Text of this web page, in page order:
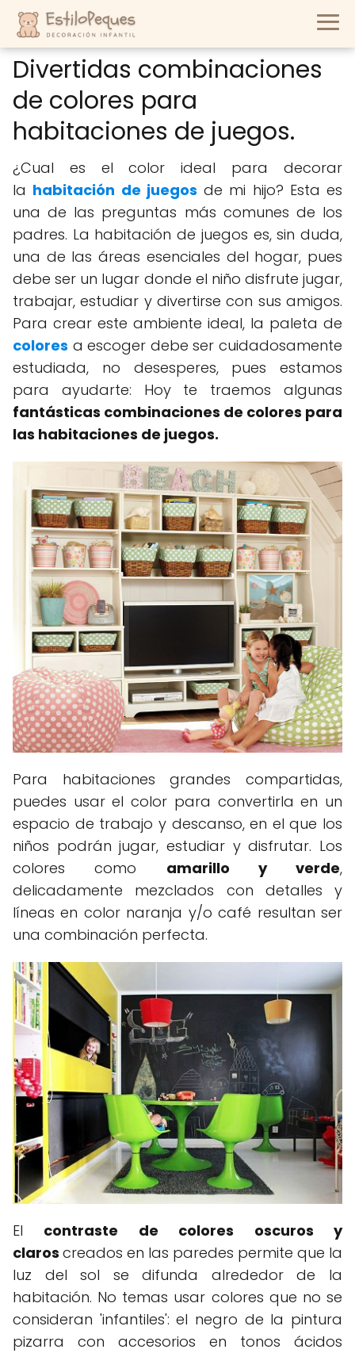
Divertidas combinaciones
de colores para
habitaciones de juegos.
¿Cual es el color ideal para decorar
la habitación de juegos de mi hijo? Esta es
una de las preguntas más comunes de los
padres. La habitación de juegos es, sin duda,
una de las áreas esenciales del hogar, pues
debe ser un lugar donde el niño disfrute jugar,
trabajar, estudiar y divertirse con sus amigos.
Para crear este ambiente ideal, la paleta de
colores a escoger debe ser cuidadosamente
estudiada, no desesperes, pues estamos
para ayudarte: Hoy te traemos algunas
fantásticas combinaciones de colores para
las habitaciones de juegos.
Para habitaciones grandes compartidas,
puedes usar el color para convertirla en un
espacio de trabajo y descanso, en el que los
niños podrán jugar, estudiar y disfrutar. Los
colores como amarillo y verde,
delicadamente mezclados con detalles y
líneas en color naranja y/o café resultan ser
una combinación perfecta.
El contraste de colores oscuros y
claros creados en las paredes permite que la
luz del sol se difunda alrededor de la
habitación. No temas usar colores que no se
consideran 'infantiles': el negro de la pintura
pizarra con accesorios en tonos ácidos